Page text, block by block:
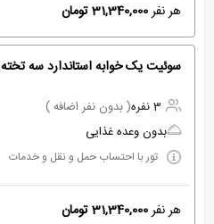
هر نفر31,340,000 تومان
سوئیت یک خوابه استاندارد سه تخته
3 نفره
( بدون نفر اضافه )
بدون وعده غذایی
تور با احتساب حمل و نقل و خدمات
هر نفر31,340,000 تومان